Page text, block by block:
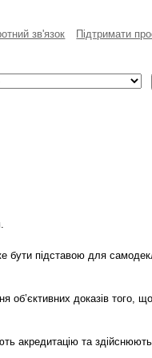
зв'язок Пiдтримати
бути підставою для
об’єктивних доказів того, що
акредитацію та здійснюють